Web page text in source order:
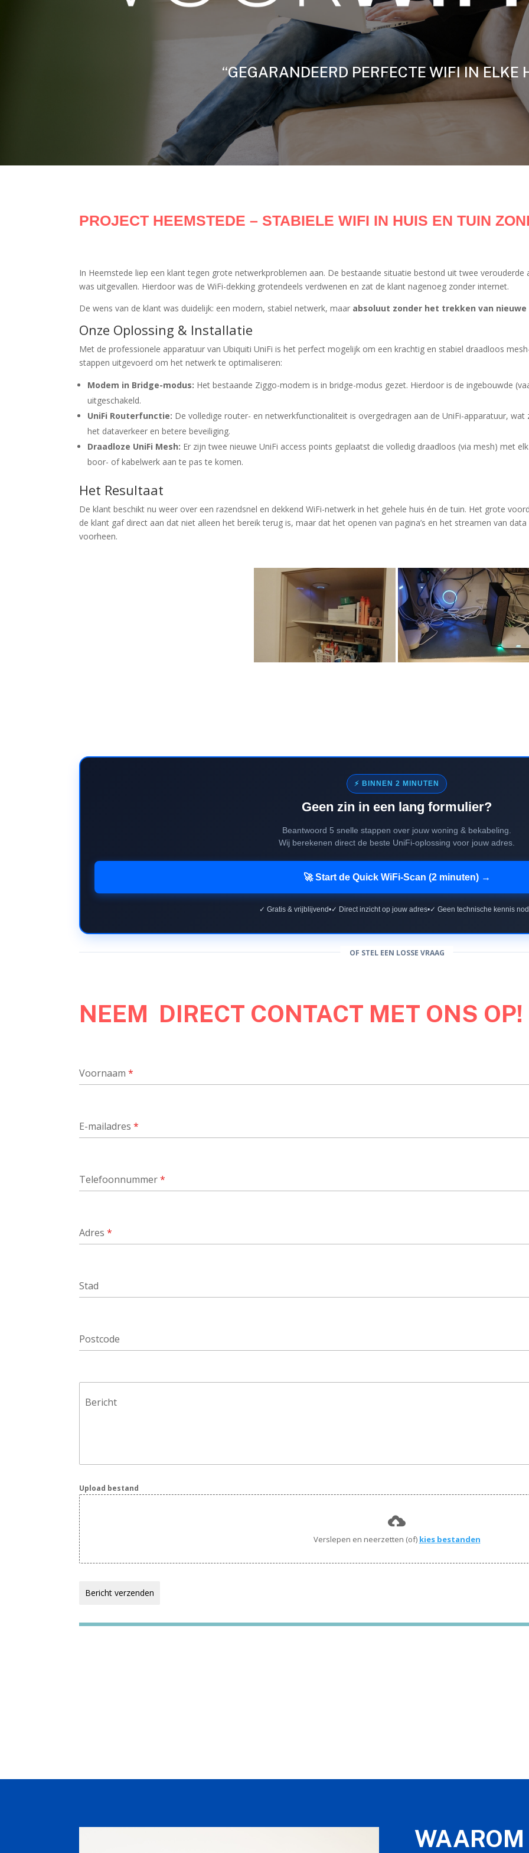
“GEGARANDEERD PERFECTE WIFI IN ELKE
PROJECT HEEMSTEDE – STABIELE WIFI IN HUIS EN TUIN
In Heemstede liep een klant tegen grote netwerkproblemen aan. De bestaande situatie bestond uit twee
was uitgevallen. Hierdoor was de WiFi-dekking grotendeels verdwenen en zat de klant nagenoeg zonder internet.
De wens van de klant was duidelijk: een modern, stabiel netwerk, maar absoluut zonder het trekken van nieuwe
Onze Oplossing & Installatie
Met de professionele apparatuur van Ubiquiti UniFi is het perfect mogelijk om een krachtig en stabiel draadloos
stappen uitgevoerd om het netwerk te optimaliseren:
Modem in Bridge-modus: Het bestaande Ziggo-modem is in bridge-modus gezet. Hierdoor is de ingebouwde
uitgeschakeld.
UniFi Routerfunctie: De volledige router- en netwerkfunctionaliteit is overgedragen aan de UniFi-apparatuur,
het dataverkeer en betere beveiliging.
Draadloze UniFi Mesh: Er zijn twee nieuwe UniFi access points geplaatst die volledig draadloos (via mesh) met
boor- of kabelwerk aan te pas te komen.
Het Resultaat
De klant beschikt nu weer over een razendsnel en dekkend WiFi-netwerk in het gehele huis én de tuin. Het grote
de klant gaf direct aan dat niet alleen het bereik terug is, maar dat het openen van pagina’s en het streamen van
voorheen.
⚡ BINNEN 2 MINUTEN
Geen zin in een lang formulier?
Beantwoord 5 snelle stappen over jouw woning & bekabeling.
Wij berekenen direct de beste UniFi-oplossing voor jouw adres.
🚀 Start de Quick WiFi-Scan (2 minuten) →
✓ Gratis & vrijblijvend•✓ Direct inzicht op jouw adres•✓ Geen technische kennis
OF STEL EEN LOSSE VRAAG
NEEM DIRECT CONTACT MET ONS OP!
Voornaam*
E-mailadres*
Telefoonnummer*
Adres*
Stad
Postcode
Bericht
Upload bestand
Verslepen en neerzetten (of) kies bestanden
Bericht verzenden